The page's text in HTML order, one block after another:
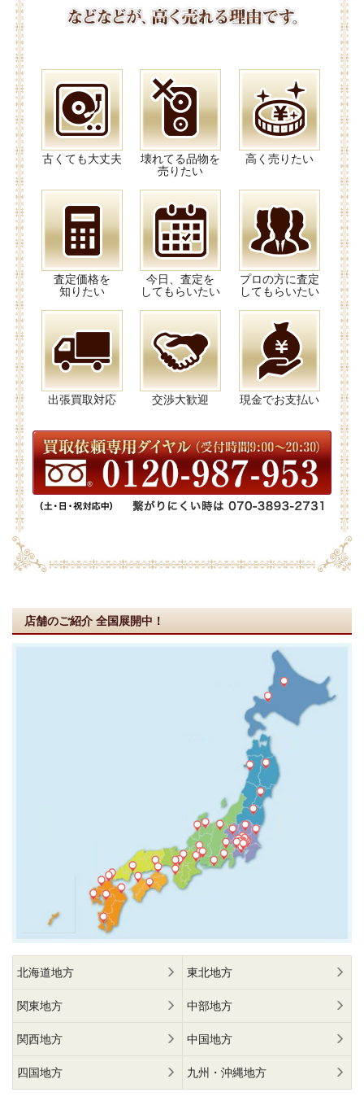
古くても大丈夫
壊れてる品物を
売りたい
高く売りたい
査定価格を
知りたい
今日、査定を
してもらいたい
プロの方に査定
してもらいたい
出張買取対応 交渉大歓迎 現金でお支払い
店舗のご紹介 全国展開中！
北海道地方 東北地方
関東地方 中部地方
関西地方 中国地方
四国地方 九州・沖縄地方